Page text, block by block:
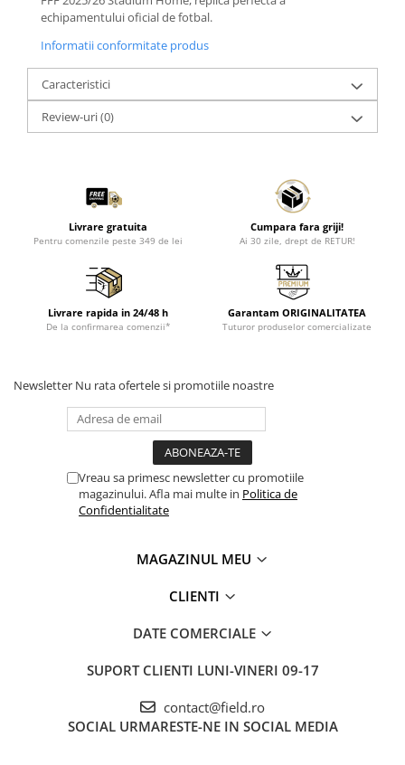
echipamentului oficial de fotbal.
Informatii conformitate produs
Caracteristici
Review-uri(0)
Livrare gratuita
Pentru comenzile peste 349 de lei
Cumpara fara griji!
Ai 30 zile, drept de RETUR!
Livrare rapida in 24/48 h
De la confirmarea comenzii*
Garantam ORIGINALITATEA
Tuturor produselor comercializate
Newsletter Nu rata ofertele si promotiile noastre
Vreau sa primesc newsletter cu promotiile
magazinului. Afla mai multe in Politica de
Confidentialitate
MAGAZINUL MEU
CLIENTI
DATE COMERCIALE
SUPORT CLIENTI LUNI-VINERI 09-17
contact@field.ro
SOCIAL URMARESTE-NE IN SOCIAL MEDIA